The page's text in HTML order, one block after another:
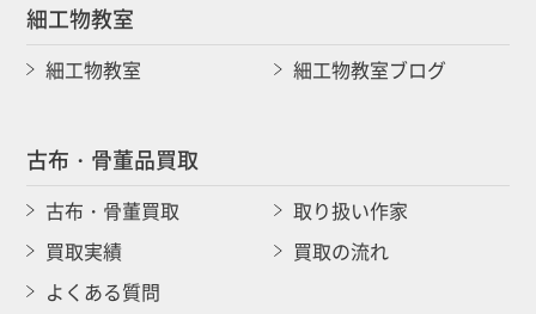
細工物教室
細工物教室 細工物教室ブログ
古布・骨董品買取
古布・骨董買取
取り扱い作家
買取実績
買取の流れ
よくある質問